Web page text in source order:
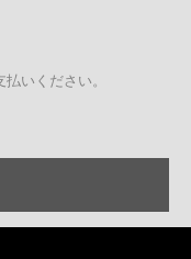
いください。